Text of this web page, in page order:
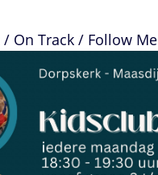
On Track / Follow Me